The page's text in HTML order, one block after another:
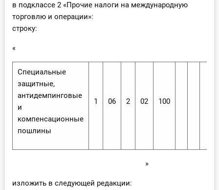
в подклассе 2 «Прочие налоги на международную
торговлю и операции»:
строку:
«
Специальные
защитные,
антидемпинговые
и
компенсационные
пошлины
1 06 2 02 100
»
изложить в следующей редакции: